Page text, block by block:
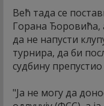
Већ тада се
Горана Ђоровића,
да не напусти
турнира, да би
судбину
"Ја не могу да